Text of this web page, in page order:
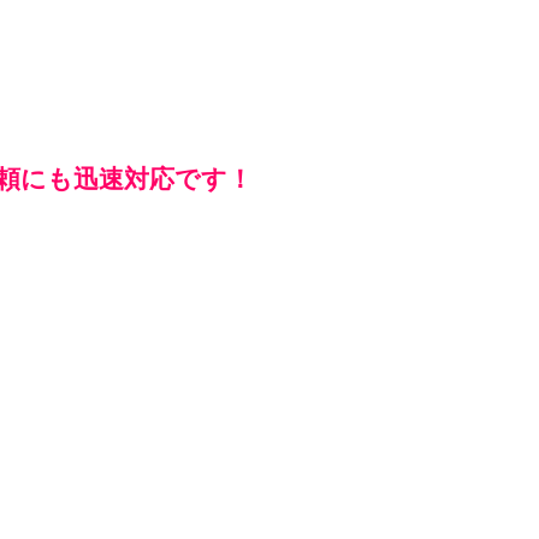
にも迅速対応です！